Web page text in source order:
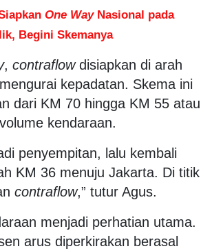
One WayNasional pada
Begini Skemanya
, contraflowdisiapkan di arah
kepadatan. Skema ini
dari KM 70 hingga KM 55 atau
kendaraan.
penyempitan, lalu kembali
KM 36 menuju Jakarta. Di titik
contraflow,” tutur Agus.
menjadi perhatian utama.
arus diperkirakan berasal